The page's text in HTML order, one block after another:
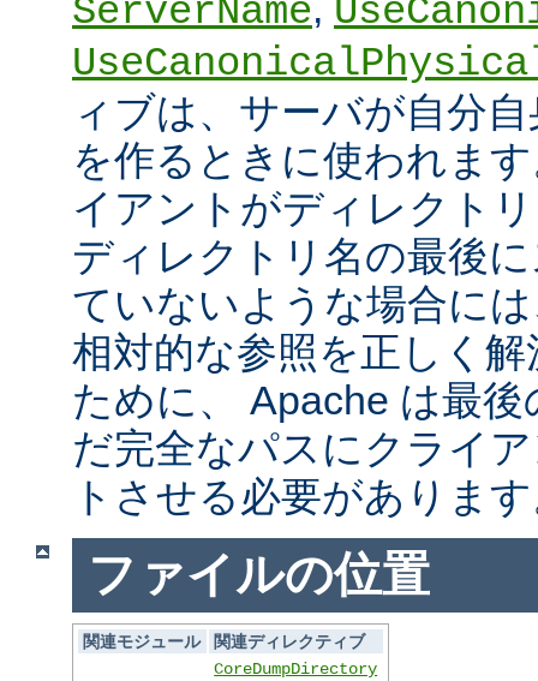
ServerName
ィブは、サーバが自分
を作るときに使われま
イアントがディレクト
ディレクトリ名の最後
ていないような場合に
相対的な参照を正しく
ために、 Apache は最
だ完全なパスにクライ
トさせる必要がありま
ファイルの位置
関連モジュール
関連ディレクティブ
CoreDumpDirectory